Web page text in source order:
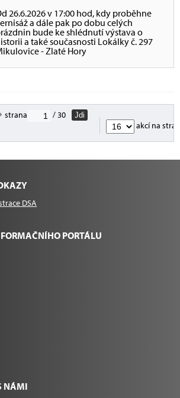
26.6.2026 v 17:00 hod, kdy proběhne
a dále pak po dobu celých
bude ke shlédnutí výstava o
a také současnosti Lokálky č. 297
- Zlaté Hory
strana / 30
Jdi
akcí na
DSA
PORTÁLU
NÁMI